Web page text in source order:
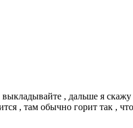
, дальше я скажу
, там обычно горит так ,